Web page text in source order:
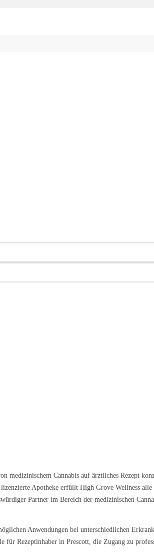
medizinischem Cannabis auf ärztliches Rezept
Apotheke erfüllt High Grove Wellness
Partner im Bereich der medizinischen
Anwendungen bei unterschiedlichen
Rezeptinhaber in Prescott, die Zugang zu